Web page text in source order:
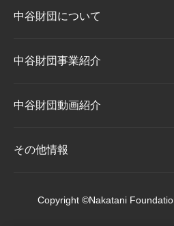
中谷財団について
中谷財団について
理事長挨拶
設立趣意書
中谷財団事業紹介
中谷財団事業紹介
中谷賞
中谷財団動画紹介
その他情報
Copyright ©Nakatani